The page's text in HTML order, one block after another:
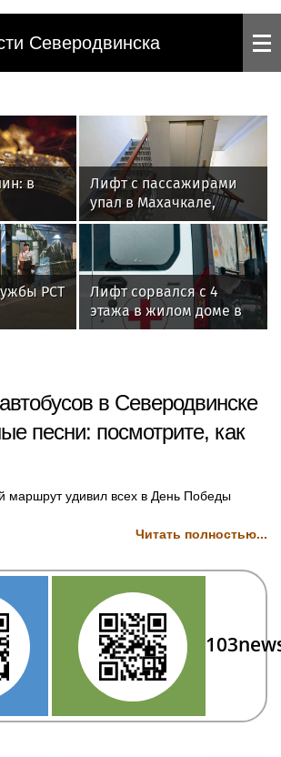
Северодвинска
в
Лифт с пассажирами
упал в Махачкале,
четыре человека
РСТ
в
Лифт сорвался с 4
этажа в жилом доме в
Махачкале, 4 мужчин
в Северодвинске
песни: посмотрите, как
маршрут удивил всех в День Победы
Читать полностью...